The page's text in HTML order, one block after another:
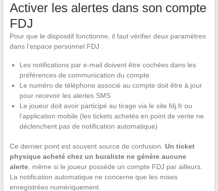
Activer les alertes dans son compte
FDJ
Pour que le dispositif fonctionne, il faut vérifier deux paramètres
dans l’espace personnel FDJ :
Les notifications par e-mail doivent être cochées dans les
préférences de communication du compte
Le numéro de téléphone associé au compte doit être à jour
pour recevoir les alertes SMS
Le joueur doit avoir participé au tirage via le site fdj.fr ou
l’application mobile (les tickets achetés en point de vente ne
déclenchent pas de notification automatique)
Ce dernier point est souvent source de confusion. Un ticket
physique acheté chez un buraliste ne génère aucune
alerte, même si le joueur possède un compte FDJ par ailleurs.
La notification automatique ne concerne que les mises
enregistrées numériquement.